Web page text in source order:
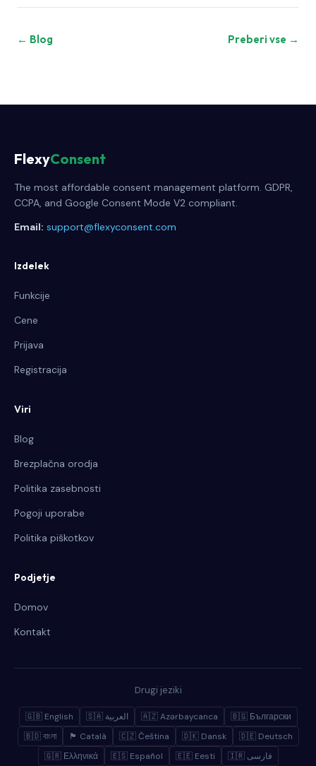
← Blog Preberi vse →
FlexyConsent
The most affordable consent management platform. GDPR,
CCPA, and Google Consent Mode V2 compliant.
Email: support@flexyconsent.com
Izdelek
Funkcije
Cene
Prijava
Registracija
Viri
Blog
Brezplačna orodja
Politika zasebnosti
Pogoji uporabe
Politika piškotkov
Podjetje
Domov
Kontakt
Drugi jeziki
🇬🇧 English 🇸🇦 العربية 🇦🇿 Azərbaycanca
🇧🇬 Български
🇧🇩 বাংলা
🏴 Català 🇨🇿 Čeština 🇩🇰 Dansk
🇩🇪 Deutsch
🇬🇷 Ελληνικά
🇪🇸 Español 🇪🇪 Eesti 🇮🇷 فارسی